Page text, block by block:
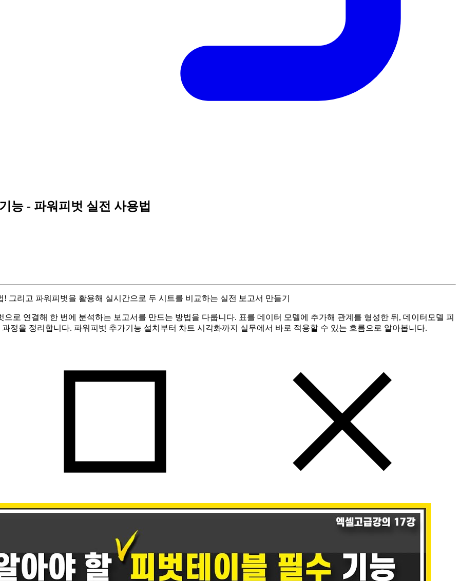
능 - 파워피벗 실전 사용법
그리고 파워피벗을 활용해 실시간으로 두 시트를 비교하는 실전 보고서 만들기
로 연결해 한 번에 분석하는 보고서를 만드는 방법을 다룹니다. 표를 데이터 모델에 추가해 관계를 형성한 뒤, 데이터모델 피
정을 정리합니다. 파워피벗 추가기능 설치부터 차트 시각화까지 실무에서 바로 적용할 수 있는 흐름으로 알아봅니다.